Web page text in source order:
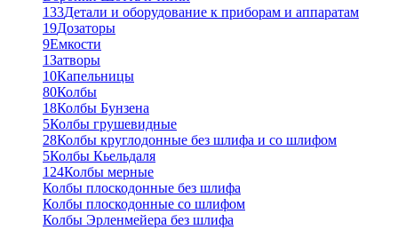
133Детали и оборудование к приборам и аппаратам
19Дозаторы
9Емкости
1Затворы
10Капельницы
80Колбы
18Колбы Бунзена
5Колбы грушевидные
28Колбы круглодонные без шлифа и со шлифом
5Колбы Кьельдаля
124Колбы мерные
Колбы плоскодонные без шлифа
Колбы плоскодонные со шлифом
Колбы Эрленмейера без шлифа